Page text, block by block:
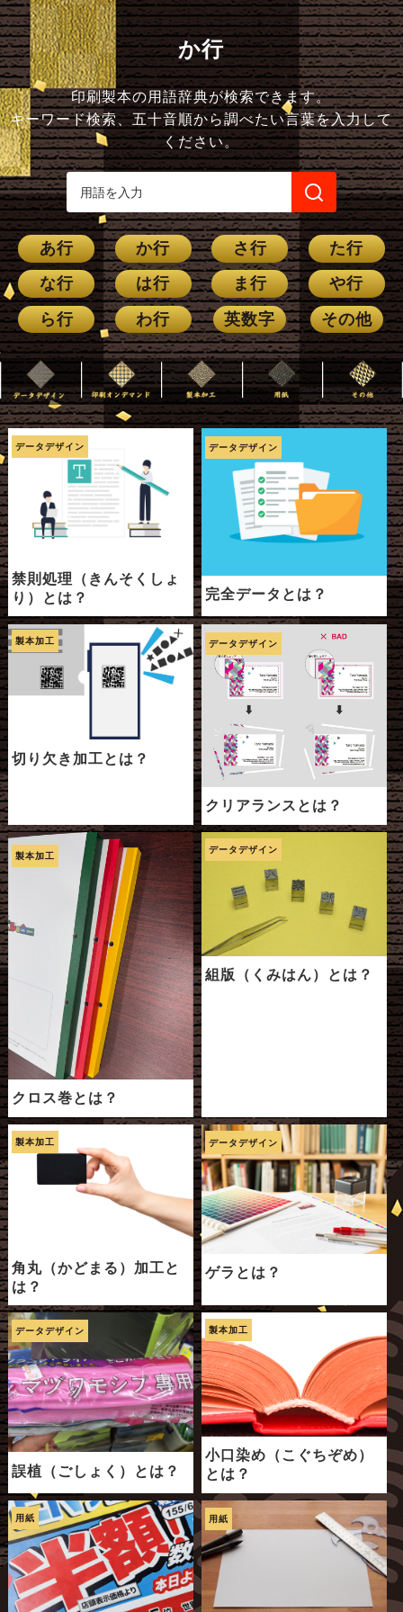
か行
印刷製本の用語辞典が検索できます。
キーワード検索、五十音順から調べたい言葉を入力して
ください。
あ行 か行 さ行
た行
な行
は行 ま行
や行
ら行
わ行 英数字 その他
データデザイン
禁則処理（きんそくしょ
り）とは？
データデザイン
完全データとは？
製本加工
切り欠き加工とは？
データデザイン
クリアランスとは？
製本加工
クロス巻とは？
データデザイン
組版（くみはん）とは？
製本加工
角丸（かどまる）加工と
は？
データデザイン
ゲラとは？
データデザイン
誤植（ごしょく）とは？
製本加工
小口染め（こぐちぞめ）
とは？
用紙 用紙